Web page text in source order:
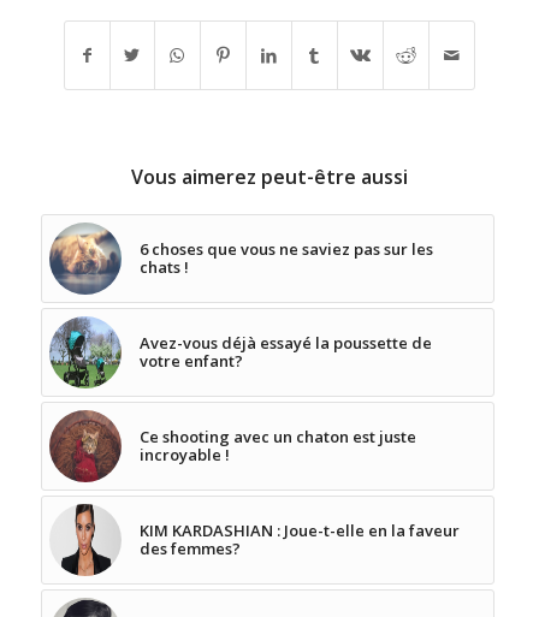
Vous aimerez peut-être aussi
6 choses que vous ne saviez pas sur les
chats !
Avez-vous déjà essayé la poussette de
votre enfant?
Ce shooting avec un chaton est juste
incroyable !
KIM KARDASHIAN : Joue-t-elle en la faveur
des femmes?